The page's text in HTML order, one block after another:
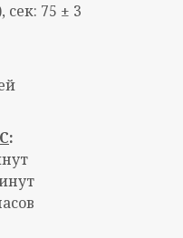
сек: 75 ± 3
: